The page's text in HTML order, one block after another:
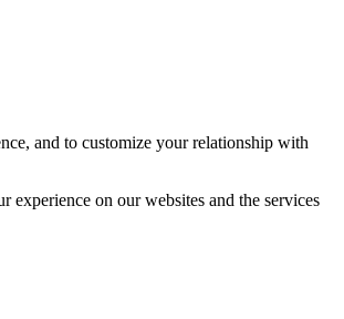
and to customize your relationship with
on our websites and the services